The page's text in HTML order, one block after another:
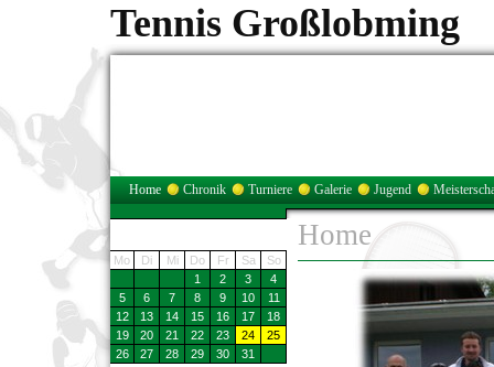
Tennis Großlobming
Home Chronik Turniere Galerie Jugend
Mo
Di Mi Do Fr Sa
So
1
2 3
4
5
6 7 8 9 10
11
12
13 14 15 16 17
18
19
20 21 22 23 24
25
26
27 28 29 30 31
Home